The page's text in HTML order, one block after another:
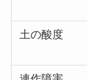
土の酸度